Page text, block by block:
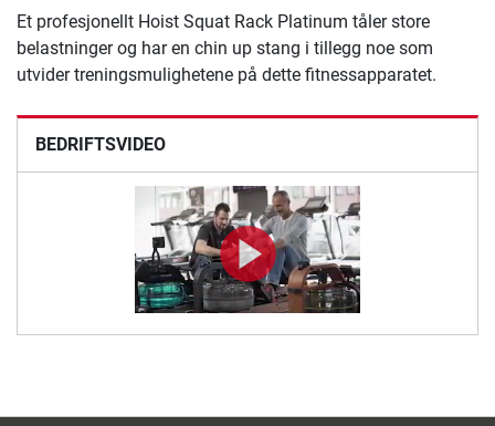
BEDRIFTSVIDEO
Et profesjonellt Hoist Squat Rack Platinum tåler store
belastninger og har en chin up stang i tillegg noe som
utvider treningsmulighetene på dette fitnessapparatet.